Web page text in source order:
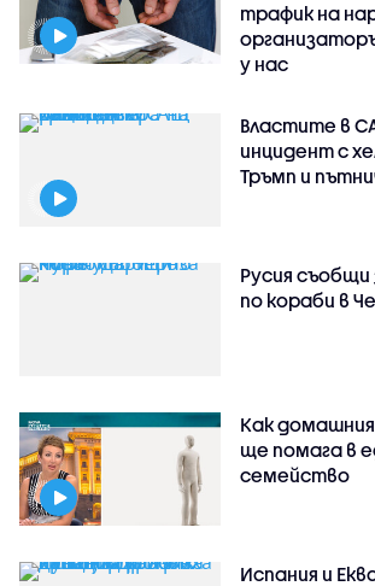
трафик на
у нас
Властите в
инцидент с
Тръмп и
Русия съобщи
по кораби в
Как
ще помага в
семейство
Испания и